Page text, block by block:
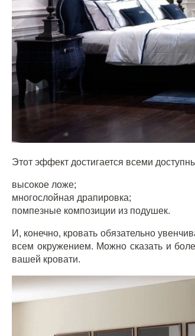
Этот эффект достигается всеми
высокое ложе;
многослойная драпировка;
помпезные композиции из подушек.
И, конечно, кровать обязательно
всем окружением. Можно сказать и
вашей кровати.